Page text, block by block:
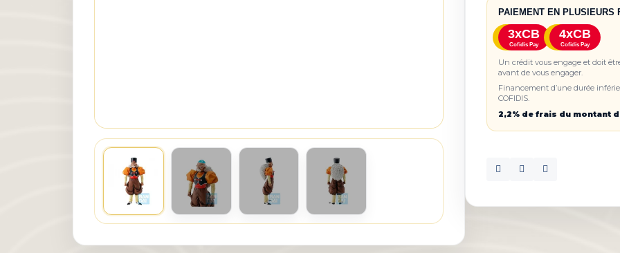
PAIEMENT EN PLUSIEURS
3xCB
Cofidis Pay
4xCB
Cofidis Pay
Un crédit vous engage et doit
avant de vous engager.
Financement d’une durée
COFIDIS.
2,2% de frais du montant